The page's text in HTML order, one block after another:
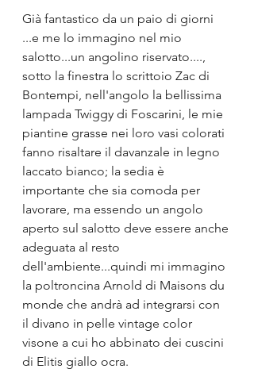
Già fantastico da un paio di giorni
...e me lo immagino nel mio
salotto...un angolino riservato....,
sotto la finestra lo scrittoio Zac di
Bontempi, nell'angolo la bellissima
lampada Twiggy di Foscarini, le mie
piantine grasse nei loro vasi colorati
fanno risaltare il davanzale in legno
laccato bianco; la sedia è
importante che sia comoda per
lavorare, ma essendo un angolo
aperto sul salotto deve essere anche
adeguata al resto
dell'ambiente...quindi mi immagino
la poltroncina Arnold di Maisons du
monde che andrà ad integrarsi con
il divano in pelle vintage color
visone a cui ho abbinato dei cuscini
di Elitis giallo ocra.